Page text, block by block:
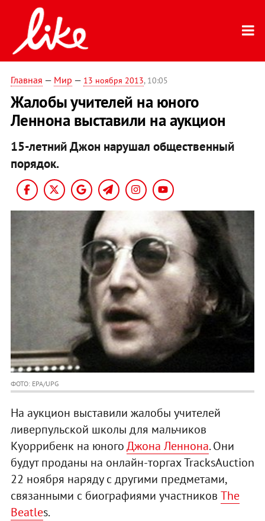
Главная — Мир — 13 ноября 2013, 10:05
Жалобы учителей на юного
Леннона выставили на аукцион
15-летний Джон нарушал общественный
порядок.
ФОТО: EPA/UPG
На аукцион выставили жалобы учителей
ливерпульской школы для мальчиков
Куоррибенк на юногоДжона Леннона. Они
будут проданы на онлайн-торгах TracksAuction
22 ноября наряду с другими предметами,
связанными с биографиями участников The
Beatles.